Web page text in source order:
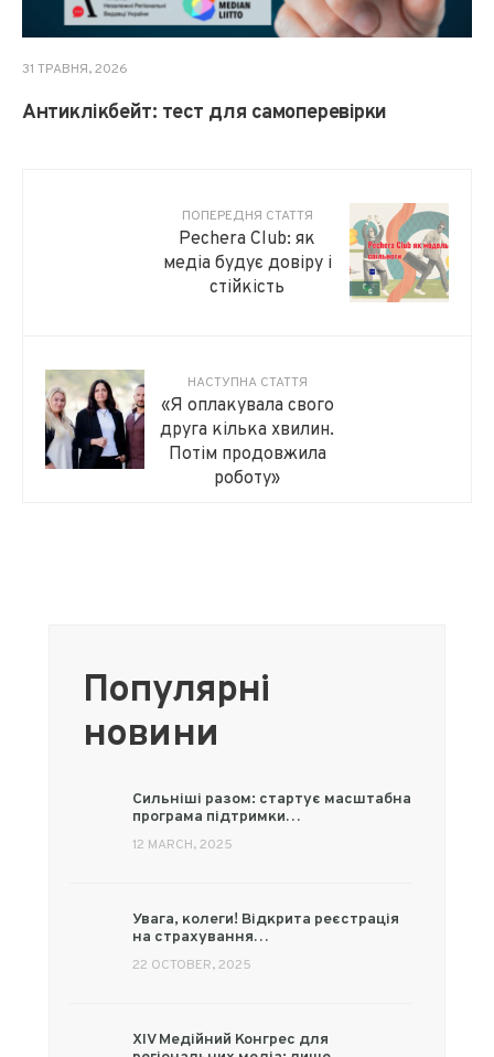
31 ТРАВНЯ, 2026
Антиклікбейт: тест для самоперевірки
ПОПЕРЕДНЯ СТАТТЯ
Pechera Club: як
медіа будує довіру і
стійкість
НАСТУПНА СТАТТЯ
«Я оплакувала свого
друга кілька хвилин.
Потім продовжила
роботу»
Популярні
новини
Сильніші разом: стартує масштабна
програма підтримки…
12 MARCH, 2025
Увага, колеги! Відкрита реєстрація
на страхування…
22 OCTOBER, 2025
XIV Медійний Конгрес для